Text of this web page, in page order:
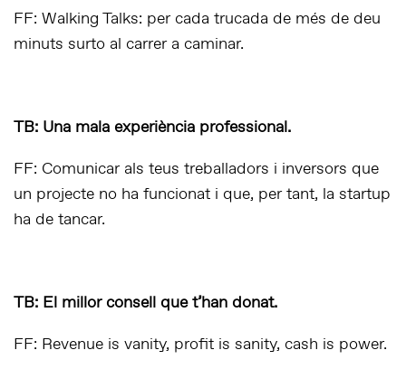
FF: Walking Talks: per cada trucada de més de deu
minuts surto al carrer a caminar.
TB: Una mala experiència professional.
FF: Comunicar als teus treballadors i inversors que
un projecte no ha funcionat i que, per tant, la startup
ha de tancar.
TB: El millor consell que t’han donat.
FF: Revenue is vanity, profit is sanity, cash is power.